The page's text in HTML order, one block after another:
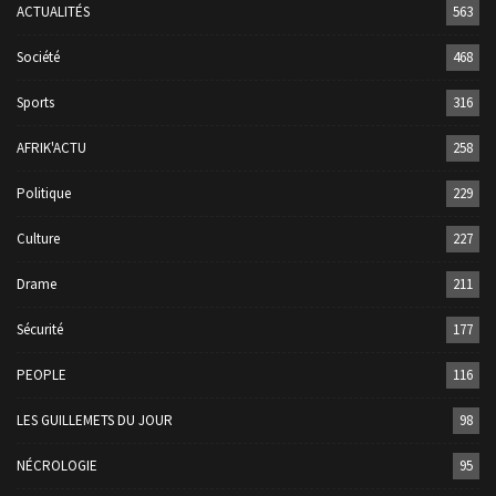
ACTUALITÉS 563
Société 468
Sports 316
AFRIK'ACTU 258
Politique 229
Culture 227
Drame 211
Sécurité 177
PEOPLE 116
LES GUILLEMETS DU JOUR 98
NÉCROLOGIE 95